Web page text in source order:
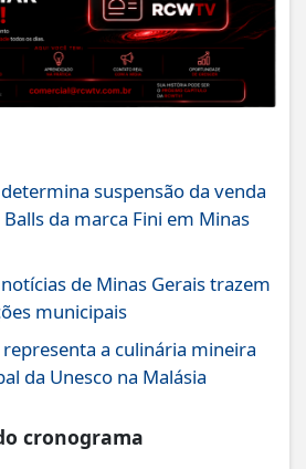
suspensão da venda
da marca Fini em Minas
de Minas Gerais trazem
municipais
a culinária mineira
da Unesco na Malásia
cronograma